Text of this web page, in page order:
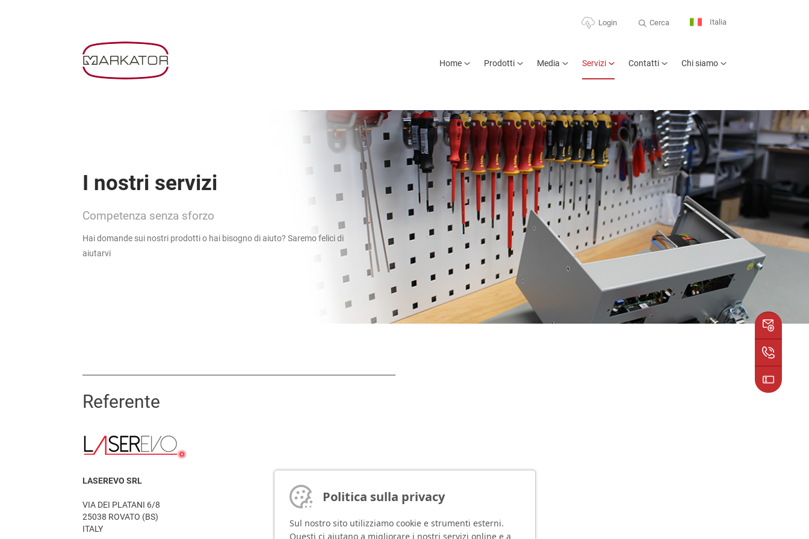
Login Cerca Italia
Home Prodotti Media Servizi Contatti Chi siamo
I nostri servizi
Competenza senza sforzo
Hai domande sui nostri prodotti o hai bisogno di aiuto? Saremo felici di
aiutarvi
Referente
LASEREVO SRL
VIA DEI PLATANI 6/8
25038 ROVATO (BS)
ITALY
Politica sulla privacy
Sul nostro sito utilizziamo cookie e strumenti esterni.
Questi ci aiutano a migliorare i nostri servizi online e a